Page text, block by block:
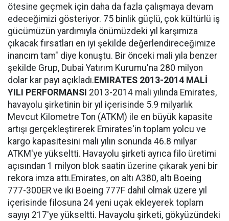
ötesine geçmek için daha da fazla çalışmaya devam
edeceğimizi gösteriyor. 75 binlik güçlü, çok kültürlü iş
gücümüzün yardımıyla önümüzdeki yıl karşımıza
çıkacak fırsatları en iyi şekilde değerlendireceğimize
inancım tam" diye konuştu. Bir önceki mali yıla benzer
şekilde Grup, Dubai Yatırım Kurumu'na 280 milyon
dolar kar payı açıkladı. EMIRATES 2013-2014 MALİ
YILI
PERFORMANSI 2013-2014 mali yılında Emirates,
havayolu şirketinin bir yıl içerisinde 5.9 milyarlık
Mevcut Kilometre Ton (ATKM) ile en büyük kapasite
artışı gerçekleştirerek Emirates'in toplam yolcu ve
kargo kapasitesini mali yılın sonunda 46.8 milyar
ATKM'ye yükseltti. Havayolu şirketi ayrıca filo üretimi
açısından 1 milyon blok saatin üzerine çıkarak yeni bir
rekora imza attı.Emirates, on altı A380, altı Boeing
777-300ER ve iki Boeing 777F dahil olmak üzere yıl
içerisinde filosuna 24 yeni uçak ekleyerek toplam
sayıyı 217'ye yükseltti. Havayolu şirketi, gökyüzündeki